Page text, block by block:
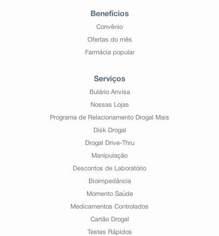
Benefícios
Convênio
Ofertas do mês
Farmácia popular
Serviços
Bulário Anvisa
Nossas Lojas
Programa de Relacionamento Drogal Mais
Disk Drogal
Drogal Drive-Thru
Manipulação
Descontos de Laboratório
Bioimpedância
Momento Saúde
Medicamentos Controlados
Cartão Drogal
Testes Rápidos